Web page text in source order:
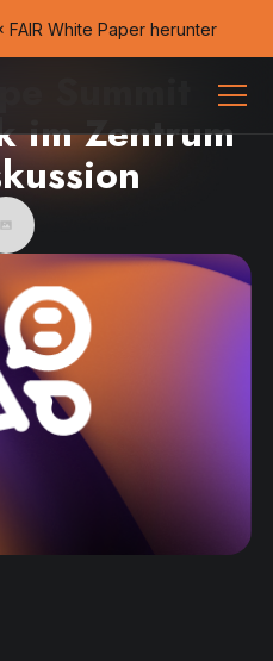
FAIR White Paper herunter
Summit
im Zentrum